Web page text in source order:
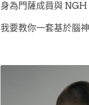
身為門薩成員與 NGH
我要教你一套基於腦